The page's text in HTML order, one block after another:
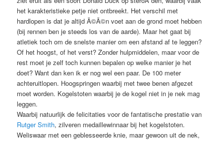
het karakteristieke petje niet ontbreekt. Het verschil met
hardlopen is dat je altijd Ã©Ã©n voet aan de grond moet hebben
(bij rennen ben je steeds los van de aarde). Maar het gaat bij
atletiek toch om de snelste manier om een afstand af te leggen?
Of het hoogst, of het verst? Zonder hulpmiddelen, maar voor de
rest moet je zelf toch kunnen bepalen op welke manier je het
doet? Want dan ken ik er nog wel een paar. De 100 meter
achteruitlopen. Hoogspringen waarbij met twee benen afgezet
moet worden. Kogelstoten waarbij je de kogel niet in je nek mag
leggen.
Waarbij natuurlijk de felicitaties voor de fantatische prestatie van
Rutger Smith, zilveren medaillewinnaar bij het kogelstoten.
Weliswaar met een geblesseerde knie, maar gewoon uit de nek,